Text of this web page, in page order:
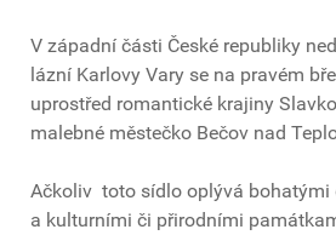
V západní části České republiky
lázní Karlovy Vary se na pravém
uprostřed romantické krajiny
malebné městečko Bečov nad
Ačkoliv toto sídlo oplývá bohatými
a kulturními či přirodními